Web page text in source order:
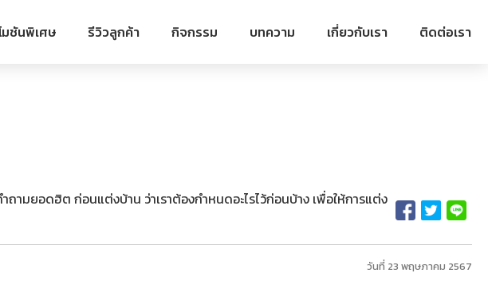
มชันพิเศษ รีวิวลูกค้า กิจกรรม บทความ เกี่ยวกับเรา ติดต่อเรา
ามยอดฮิต ก่อนแต่งบ้าน ว่าเราต้องกำหนดอะไรไว้ก่อนบ้าง เพื่อให้การแต่ง
วันที่ 23 พฤษภาคม 2567